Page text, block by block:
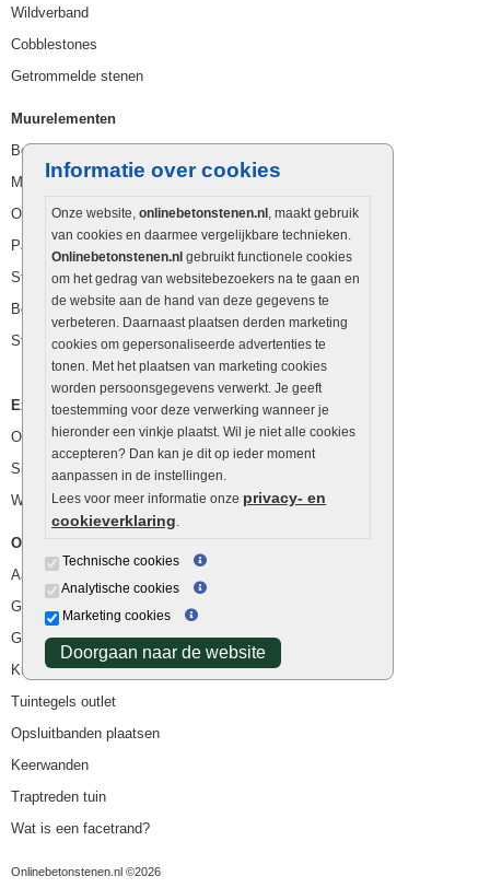
Informatie over cookies
Onze website, onlinebetonstenen.nl , maakt gebruik
van cookies en daarmee vergelijkbare technieken.
Onlinebetonstenen.nl gebruikt functionele cookies
om het gedrag van websitebezoekers na te gaan en
de website aan de hand van deze gegevens te
verbeteren. Daarnaast plaatsen derden marketing
cookies om gepersonaliseerde advertenties te
tonen. Met het plaatsen van marketing cookies
worden persoonsgegevens verwerkt. Je geeft
toestemming voor deze verwerking wanneer je
hieronder een vinkje plaatst. Wil je niet alle cookies
accepteren? Dan kan je dit op ieder moment
aanpassen in de instellingen.
Lees voor meer informatie onze privacy- en
cookieverklaring.
Technische cookies
Analytische cookies
Marketing cookies
Doorgaan naar de website
Wildverband
Cobblestones
Getrommelde stenen
Muurelementen
Betonbielzen
Muurstenen
Opsluitbanden
Palissaden
Stapelblokken
Betonblokken
Stapelstenen
Extra benodigdheden
Ophoogzand
Siergrind en siersplit
Waterafvoer
Overig
Aanbiedingen
Goedkope bestrating
Goedkope tuintegels
Kunstgras
Tuintegels outlet
Opsluitbanden plaatsen
Keerwanden
Traptreden tuin
Wat is een facetrand?
Onlinebetonstenen.nl ©2026